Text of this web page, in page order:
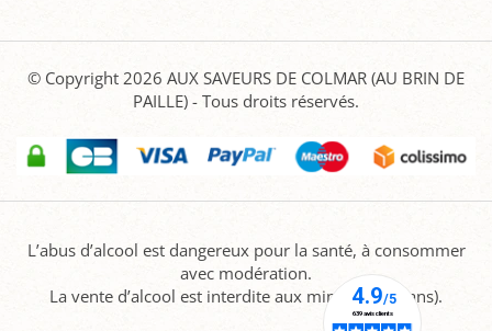
© Copyright 2026 AUX SAVEURS DE COLMAR (AU BRIN DE
PAILLE) - Tous droits réservés.
L’abus d’alcool est dangereux pour la santé, à consommer
avec modération.
La vente d’alcool est interdite aux mineurs (-18 ans).